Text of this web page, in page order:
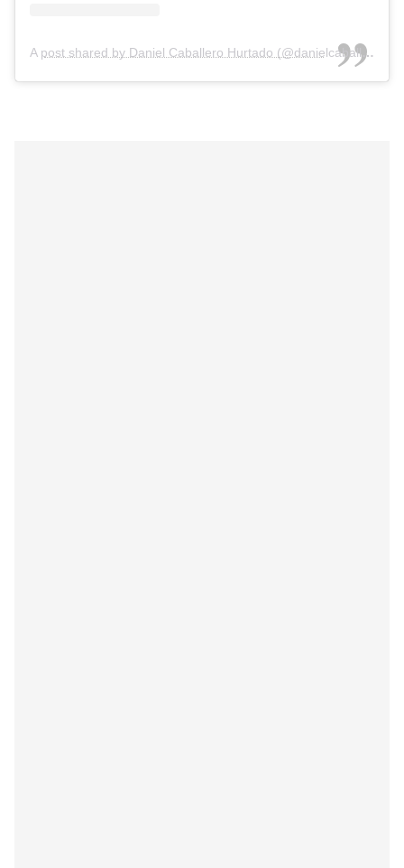
A post shared by Daniel Caballero Hurtado (@danielcaballerotattoo)